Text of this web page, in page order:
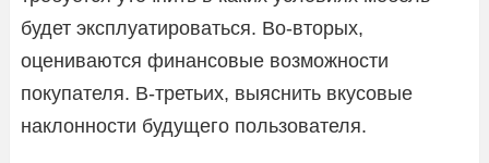
будет эксплуатироваться. Во-вторых,
оцениваются финансовые возможности
покупателя. В-третьих, выяснить вкусовые
наклонности будущего пользователя.